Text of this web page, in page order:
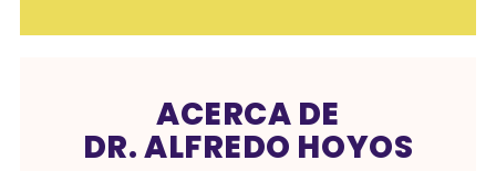
ACERCA DE
DR. ALFREDO HOYOS